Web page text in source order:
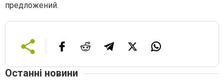
предложений.
Останні новини